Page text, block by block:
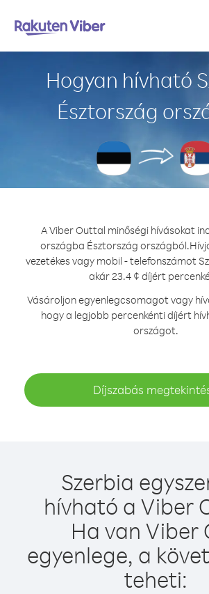
Hogyan hívható
Észtország
A Viber Outtal minőségi hívásokat
országba Észtország országból.
vezetékes vagy mobil - telefonszámot
akár 23.4 ¢ díjért
Vásároljon egyenlegcsomagot vagy
hogy a legjobb percenkénti díjért
országot.
Díjszabás
Szerbia
hívható a Viber
Ha van Viber
egyenlege, a
teheti: